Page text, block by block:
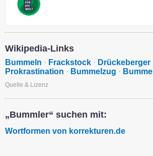
Wikipedia-Links
Bummeln · Frackstock · Drückeberger
Prokrastination · Bummelzug · Bummel
Quelle & Lizenz
„Bummler“ suchen mit:
Wortformen von korrekturen.de